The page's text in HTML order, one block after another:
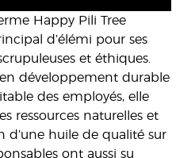
Happy Pili Tree
d’élémi pour ses
et éthiques.
développement durable
des employés, elle
ressources naturelles et
d’une huile de qualité sur
ont aussi su